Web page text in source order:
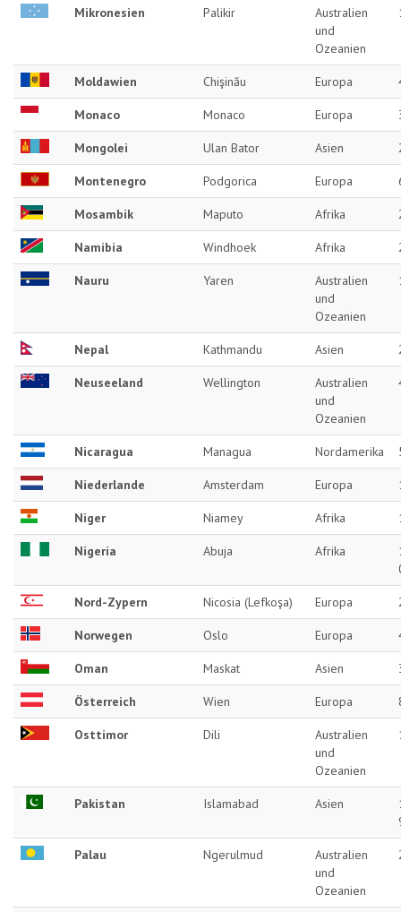
Mikronesien Palikir
Australien
und
Ozeanien
Moldawien Chişinău Europa
Monaco Monaco Europa
Mongolei Ulan Bator Asien
Montenegro Podgorica Europa
Mosambik Maputo Afrika
Namibia Windhoek Afrika
Nauru Yaren
Australien
und
Ozeanien
Nepal Kathmandu Asien
Neuseeland Wellington
Australien
und
Ozeanien
Nicaragua Managua Nordamerika
Niederlande Amsterdam Europa
Niger Niamey Afrika
Nigeria Abuja Afrika
Nord-Zypern Nicosia (Lefkoşa) Europa
Norwegen Oslo Europa
Oman Maskat Asien
Österreich Wien Europa
Osttimor Dili
Australien
und
Ozeanien
Pakistan Islamabad Asien
Palau Ngerulmud
Australien
und
Ozeanien